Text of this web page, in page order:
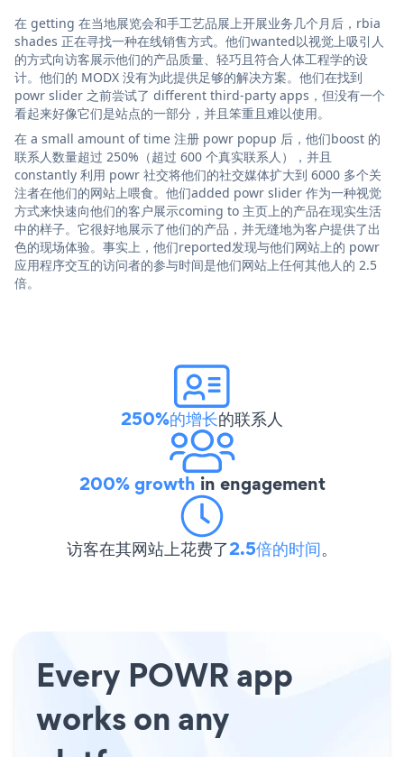
在 getting 在当地展览会和手工艺品展上开展业务几个月后，rbia
shades 正在寻找一种在线销售方式。他们wanted以视觉上吸引人
的方式向访客展示他们的产品质量、轻巧且符合人体工程学的设
计。他们的 MODX 没有为此提供足够的解决方案。他们在找到
powr slider 之前尝试了 different third-party apps，但没有一个
看起来好像它们是站点的一部分，并且笨重且难以使用。
在 a small amount of time 注册 powr popup 后，他们boost 的
联系人数量超过 250%（超过 600 个真实联系人），并且
constantly 利用 powr 社交将他们的社交媒体扩大到 6000 多个关
注者在他们的网站上喂食。他们added powr slider 作为一种视觉
方式来快速向他们的客户展示coming to 主页上的产品在现实生活
中的样子。它很好地展示了他们的产品，并无缝地为客户提供了出
色的现场体验。事实上，他们reported发现与他们网站上的 powr
应用程序交互的访问者的参与时间是他们网站上任何其他人的 2.5
倍。
250%的增长的联系人
200% growth in engagement
访客在其网站上花费了2.5倍的时间。
Every POWR app
works on any